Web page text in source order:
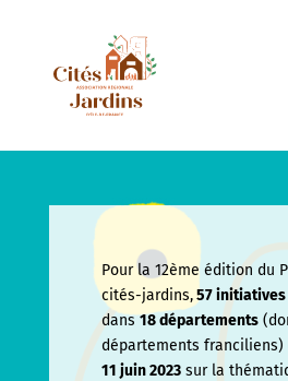
Pour la 12ème édition du
cités-jardins,57 initiatives
dans18 départements
départements franciliens)
11 juin2023sur la